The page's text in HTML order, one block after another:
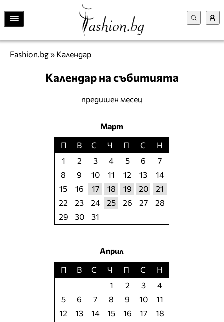
Fashion.bg» Календар
Календар на събитията
предишен месец
Март
П
В С Ч П С
Н
1
2 3 4 5 6
7
8
9 10 11 12 13
14
15
16 17 18 19 20
21
22
23 24 25 26 27
28
29
30 31
Април
П
В С Ч П С
Н
1
2 3
4
5
6 7 8 9 10
11
12
13 14 15 16 17
18